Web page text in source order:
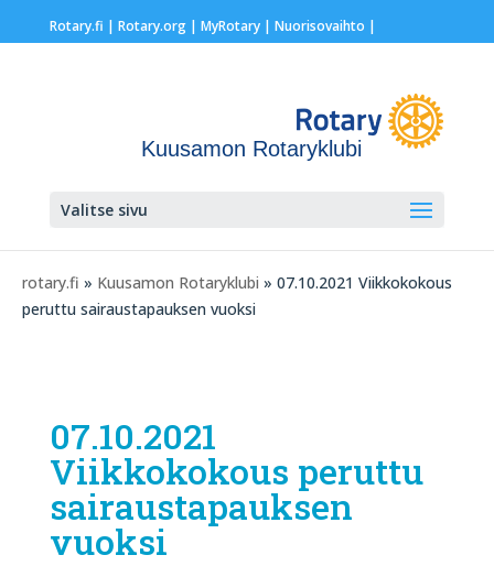
Rotary.fi | Rotary.org| MyRotary | Nuorisovaihto |
Kuusamon Rotaryklubi
Valitse sivu
rotary.fi » Kuusamon Rotaryklubi » 07.10.2021 Viikkokokous
peruttu sairaustapauksen vuoksi
07.10.2021
Viikkokokous peruttu
sairaustapauksen
vuoksi